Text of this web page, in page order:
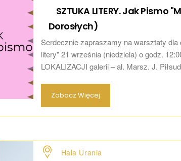
SZTUKA LITERY. Jak
Dorosłych)
Serdecznie zapraszamy na warsztaty
litery" 21 września (niedziela) o godz.
LOKALIZACJI galerii – al. Marsz. J.
Zobacz Więcej
Hala Urania